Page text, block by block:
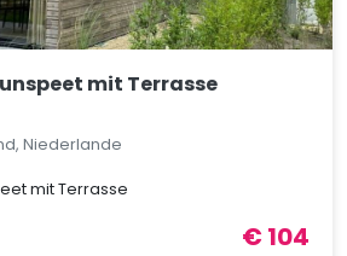
mit Terrasse
Niederlande
mit Terrasse
€ 104